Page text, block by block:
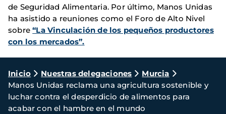
de Seguridad Alimentaria. Por último, Manos Unidas
ha asistido a reuniones como el Foro de Alto Nivel
sobre“La Vinculación de los pequeños productores
con los mercados”.
Ruta
de
navegación
Inicio Nuestras delegaciones
Murcia
Manos Unidas reclama una agricultura sostenible y
luchar contra el desperdicio de alimentos para
acabar con el hambre en el mundo